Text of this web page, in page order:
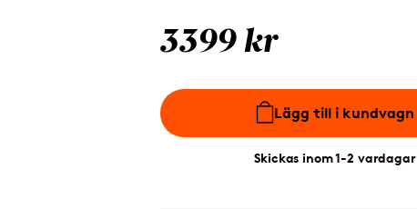
3399 kr
Lägg till i kundvagn
Skickas inom 1-2 vardagar